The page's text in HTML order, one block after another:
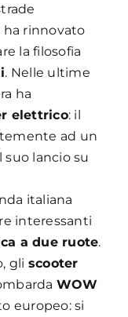
ha rinnovato
la filosofia
. Nelle ultime
ha
elettrico: il
ad un
lancio su
italiana
interessanti
a due ruote.
gli scooter
WOW
europeo: si